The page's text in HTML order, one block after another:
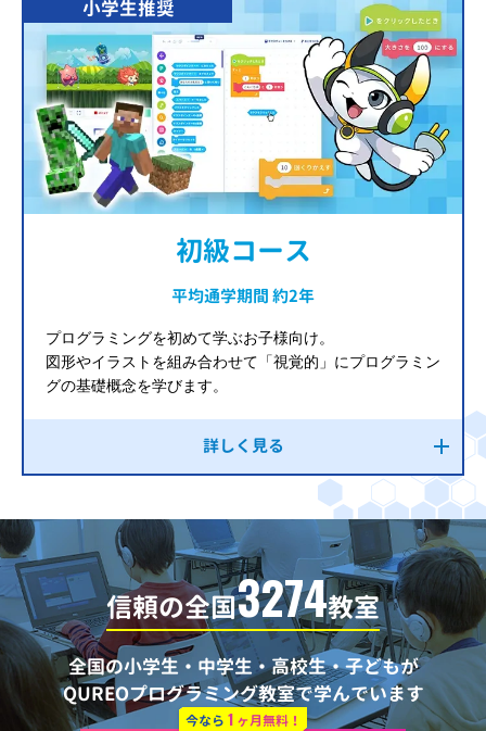
小学生推奨
初級コース
平均通学期間 約2年
プログラミングを初めて学ぶお子様向け。
図形やイラストを組み合わせて「視覚的」にプログラミン
グの基礎概念を学びます。
詳しく見る
信頼の全国3274教室
全国の小学生・中学生・高校生・子どもが
QUREOプログラミング教室で学んでいます
今なら 1 ヶ月無料！